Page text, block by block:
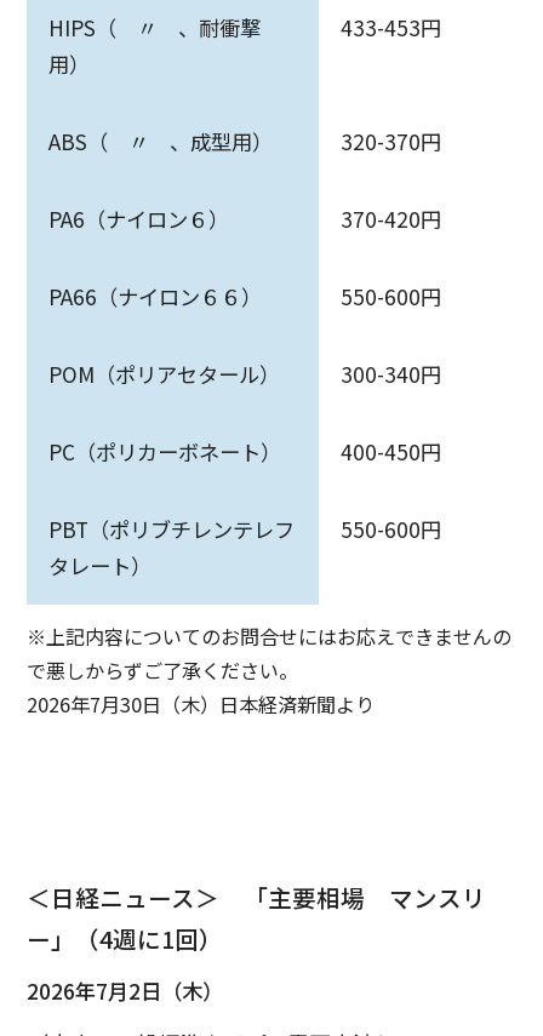
HIPS（ 〃 、耐衝撃
用）
433-453円
ABS（ 〃 、成型用） 320-370円
PA6（ナイロン６） 370-420円
PA66（ナイロン６６） 550-600円
POM（ポリアセタール） 300-340円
PC（ポリカーボネート） 400-450円
PBT（ポリブチレンテレフ
タレート）
550-600円
※上記内容についてのお問合せにはお応えできませんの
で悪しからずご了承ください。
2026年7月30日（木）日本経済新聞より
＜日経ニュース＞ 「主要相場 マンスリ
ー」（4週に1回）
2026年7月2日（木）